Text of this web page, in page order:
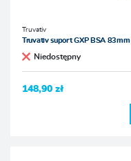
Truvativ
Truvativ suport GXP BSA 83mm
Niedostępny
148,90 zł